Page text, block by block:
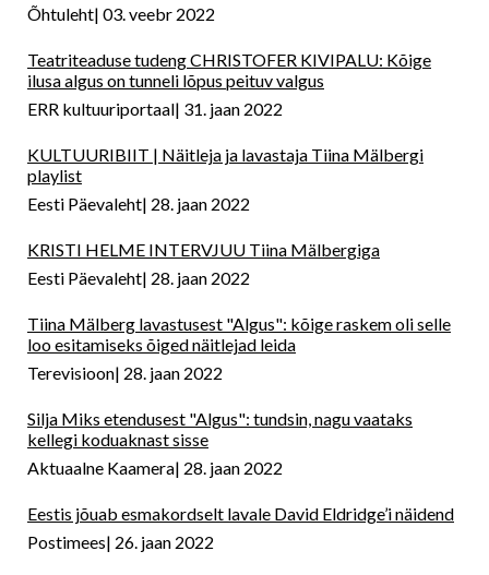
Õhtuleht 03. veebr 2022
Teatriteaduse tudeng CHRISTOFER KIVIPALU: Kõige
ilusa algus on tunneli lõpus peituv valgus
ERR kultuuriportaal 31. jaan 2022
KULTUURIBIIT | Näitleja ja lavastaja Tiina Mälbergi
playlist
Eesti Päevaleht 28. jaan 2022
KRISTI HELME INTERVJUU Tiina Mälbergiga
Eesti Päevaleht 28. jaan 2022
Tiina Mälberg lavastusest "Algus": kõige raskem oli selle
loo esitamiseks õiged näitlejad leida
Terevisioon 28. jaan 2022
Silja Miks etendusest "Algus": tundsin, nagu vaataks
kellegi koduaknast sisse
Aktuaalne Kaamera 28. jaan 2022
Eestis jõuab esmakordselt lavale David Eldridge’i näidend
Postimees 26. jaan 2022